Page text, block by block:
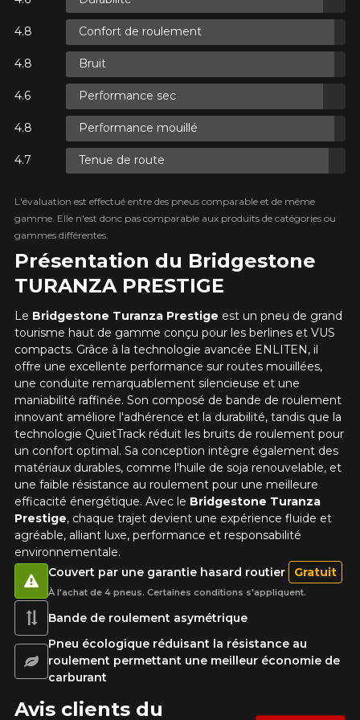
Présentation du Bridgestone
TURANZA PRESTIGE
Le Bridgestone Turanza Prestige est un pneu de grand
tourisme haut de gamme conçu pour les berlines et VUS
compacts. Grâce à la technologie avancée ENLITEN, il
offre une excellente performance sur routes mouillées,
une conduite remarquablement silencieuse et une
maniabilité raffinée. Son composé de bande de roulement
innovant améliore l'adhérence et la durabilité, tandis que la
technologie QuietTrack réduit les bruits de roulement pour
un confort optimal. Sa conception intègre également des
matériaux durables, comme l'huile de soja renouvelable, et
une faible résistance au roulement pour une meilleure
efficacité énergétique. Avec le Bridgestone Turanza
Prestige, chaque trajet devient une expérience fluide et
agréable, alliant luxe, performance et responsabilité
environnementale.
Confort de roulement
Bruit
Performance sec
Performance mouillé
Tenue de route
L'évaluation est effectué entre des pneus comparable et de même
gamme. Elle n'est donc pas comparable aux produits de catégories ou
gammes différentes.
Bande de roulement asymétrique
Pneu écologique réduisant la résistance au
roulement permettant une meilleur économie de
carburant
Couvert par une garantie hasard routier Gratuit
À l'achat de 4 pneus. Certaines conditions s'appliquent.
Avis clients du
Votre véhicule
Marque
Modèle
Option
KM parcourus
Style de conduite
Condition de route
Votre avis
VOICI LES DIMENSIONS POUR VOTRE VÉHICULE
Que magasinez-vous?
Malheureusement, aucun résultat ne
recherche n'est disponible en ligne